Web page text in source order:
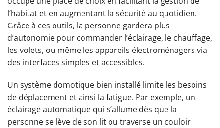
l’habitat et en augmentant la sécurité au quotidien.
Grâce à ces outils, la personne gardera plus
d’autonomie pour commander l’éclairage, le chauffage,
les volets, ou même les appareils électroménagers via
des interfaces simples et accessibles.
Un système domotique bien installé limite les besoins
de déplacement et ainsi la fatigue. Par exemple, un
éclairage automatique qui s’allume dès que la
personne se lève de son lit ou traverse un couloir